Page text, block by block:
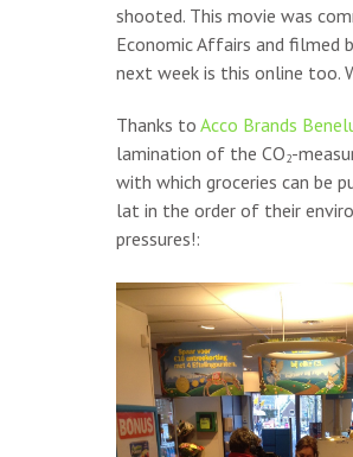
shooted. This movie was
Economic Affairs and filmed
next week is this online too.
Thanks to Acco Brands
lamination of the CO2-
with which groceries can be
lat in the order of their
pressures!: